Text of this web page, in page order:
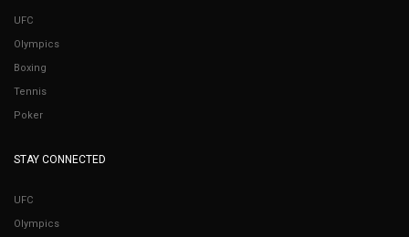
UFC
Olympics
Boxing
Tennis
Poker
STAY CONNECTED
UFC
Olympics